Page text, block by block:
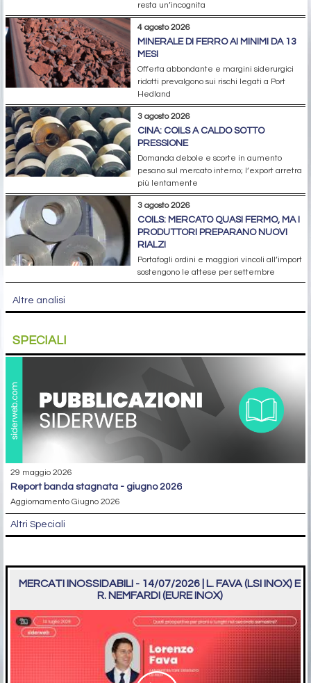
resta un’incognita
4 agosto 2026
MINERALE DI FERRO AI MINIMI DA 13
MESI
Offerta abbondante e margini siderurgici
ridotti prevalgono sui rischi legati a Port
Hedland
3 agosto 2026
CINA: COILS A CALDO SOTTO
PRESSIONE
Domanda debole e scorte in aumento
pesano sul mercato interno; l’export arretra
più lentamente
3 agosto 2026
COILS: MERCATO QUASI FERMO, MA I
PRODUTTORI PREPARANO NUOVI
RIALZI
Portafogli ordini e maggiori vincoli all’import
sostengono le attese per settembre
Altre analisi
SPECIALI
29 maggio 2026
report banda stagnata - giugno 2026
Aggiornamento Giugno 2026
Altri Speciali
MERCATI INOSSIDABILI - 14/07/2026 | L. FAVA (LSI INOX) E
R. NEMFARDI (EURE INOX)